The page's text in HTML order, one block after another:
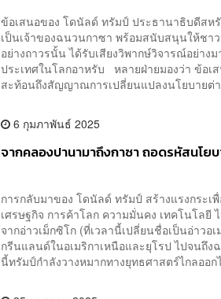
ข้อเสนอของ โดนัลด์ ทรัมป์ ประธานาธิบดีสหรั
เป็นเจ้าของฉนวนกาซา พร้อมสนับสนุนให้ชา
อย่างถาวรนั้น ได้รับเสียงวิพากษ์วิจารณ์อย่าง
ประเทศในโลกอาหรับ หลายฝ่ายมองว่า ข้อเ
สะท้อนถึงสัญญาณการเปลี่ยนแปลงนโยบายต่า
6 กุมภาพันธ์ 2025
จากคลองปานามาถึงกาซา ถอดรหัสนโย
การกลับมาของ โดนัลด์ ทรัมป์ สร้างแรงกระเ
เศรษฐกิจ การค้าโลก ความมั่นคง เทคโนโลยี
จากอ่าวเม็กซิโก (ที่เวลานี้เปลี่ยนชื่อเป็นอ่าวอ
กรีนแลนด์ในอเมริกาเหนือและยุโรป ไปจนถึง
นี้ทรัมป์กำลังวางหมากทางยุทธศาสตร์ไกลออ